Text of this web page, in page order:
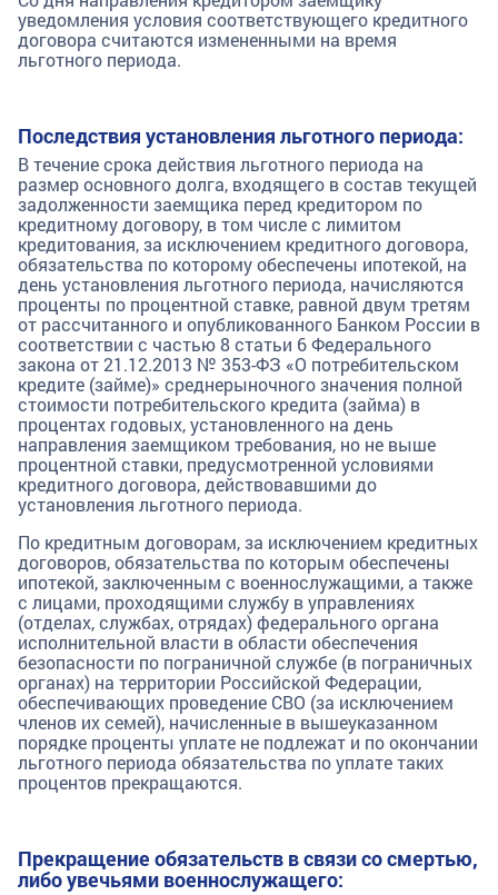
уведомления условия соответствующего кредитного
договора считаются измененными на время
льготного периода.
Последствия установления льготного периода:
В течение срока действия льготного периода на
размер основного долга, входящего в состав текущей
задолженности заемщика перед кредитором по
кредитному договору, в том числе с лимитом
кредитования, за исключением кредитного договора,
обязательства по которому обеспечены ипотекой, на
день установления льготного периода, начисляются
проценты по процентной ставке, равной двум третям
от рассчитанного и опубликованного Банком России в
соответствии с частью 8 статьи 6 Федерального
закона от 21.12.2013 № 353-ФЗ «О потребительском
кредите (займе)» среднерыночного значения полной
стоимости потребительского кредита (займа) в
процентах годовых, установленного на день
направления заемщиком требования, но не выше
процентной ставки, предусмотренной условиями
кредитного договора, действовавшими до
установления льготного периода.
По кредитным договорам, за исключением кредитных
договоров, обязательства по которым обеспечены
ипотекой, заключенным с военнослужащими, а также
с лицами, проходящими службу в управлениях
(отделах, службах, отрядах) федерального органа
исполнительной власти в области обеспечения
безопасности по пограничной службе (в пограничных
органах) на территории Российской Федерации,
обеспечивающих проведение СВО (за исключением
членов их семей), начисленные в вышеуказанном
порядке проценты уплате не подлежат и по окончании
льготного периода обязательства по уплате таких
процентов прекращаются.
Прекращение обязательств в связи со смертью,
либо увечьями военнослужащего: